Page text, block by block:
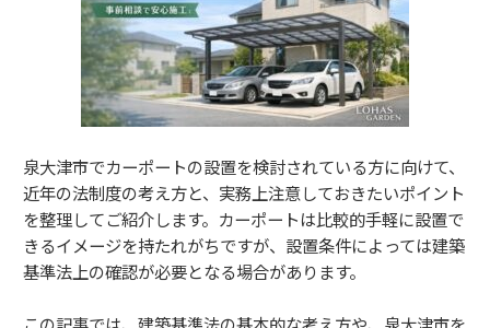
泉大津市でカーポートの設置を検討されている方に向けて、
近年の法制度の考え方と、実務上注意しておきたいポイント
を整理してご紹介します。カーポートは比較的手軽に設置で
きるイメージを持たれがちですが、設置条件によっては建築
基準法上の確認が必要となる場合があります。
この記事では、建築基準法の基本的な考え方や、泉大津市を